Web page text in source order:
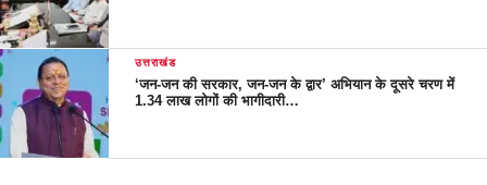
उत्तराखंड
‘जन-जन की सरकार, जन-जन के द्वार’ अभियान के दूसरे चरण में
1.34 लाख लोगों की भागीदारी…